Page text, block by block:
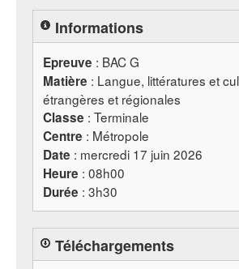
Informations
Epreuve : BACG
Matière : Langue, littératures et
étrangères et régionales
Classe : Terminale
Centre : Métropole
Date : mercredi 17 juin 2026
Heure : 08h00
Durée : 3h30
Téléchargements